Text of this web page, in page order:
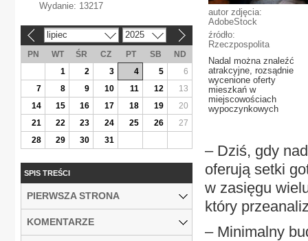
autor zdjęcia:
AdobeStock
źródło:
Rzeczpospolita
Nadal można znaleźć
atrakcyjne, rozsądnie
wycenione oferty
mieszkań w
miejscowościach
wypoczynkowych
– Dziś, gdy
oferują setki
w zasięgu
który
– Minimalny
Wydanie: 13217
lipiec 2025
PN WT ŚR CZ PT SB
ND
1
2 3 4 5
6
7
8 9 10 11 12
13
14
15 16 17 18 19
20
21
22 23 24 25 26
27
28
29 30 31
SPIS TREŚCI
PIERWSZA STRONA
KOMENTARZE